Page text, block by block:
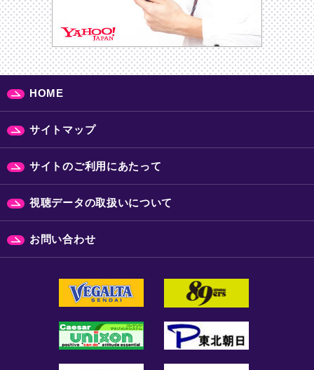
HOME
サイトマップ
サイトのご利用にあたって
視聴データの取扱いについて
お問い合わせ